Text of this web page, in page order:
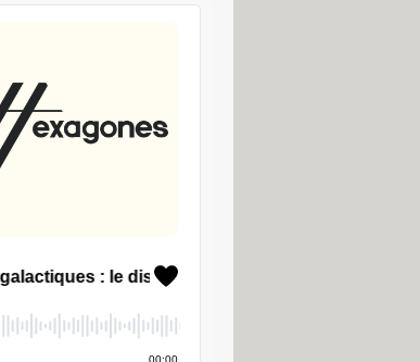
d'analyse de couverture
en direct des zones
où le signal chute.